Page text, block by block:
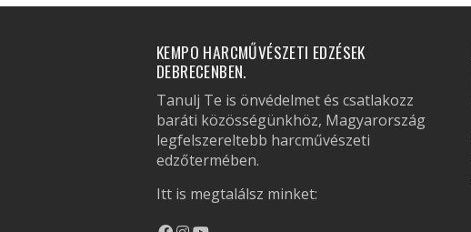
KEMPO HARCMŰVÉSZETI EDZÉSEK
DEBRECENBEN.
Tanulj Te is önvédelmet és csatlakozz
baráti közösségünkhöz, Magyarország
legfelszereltebb harcművészeti
edzőtermében.
Itt is megtalálsz minket: